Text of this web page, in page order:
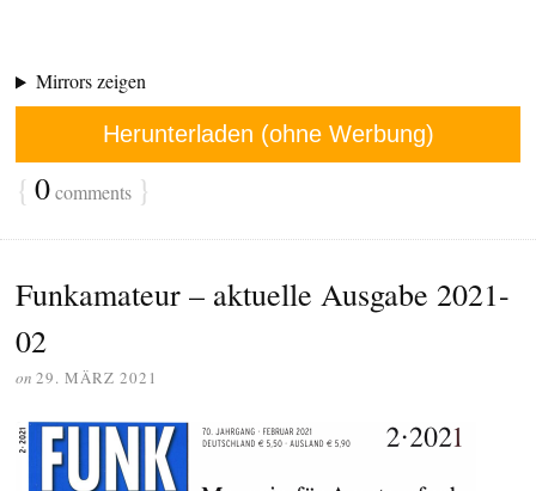
Mirrors zeigen
Herunterladen (ohne Werbung)
{ 0comments }
Funkamateur – aktuelle Ausgabe 2021-
02
on 29. MÄRZ 2021